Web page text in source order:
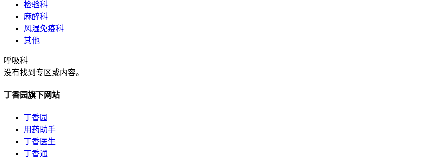
检验科
麻醉科
风湿免疫科
其他
呼吸科
没有找到专区或内容。
丁香园旗下网站
丁香园
用药助手
丁香医生
丁香通